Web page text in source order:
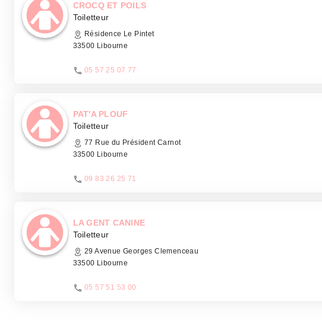
CROCQ ET POILS
Toiletteur
Résidence Le Pintet
33500 Libourne
05 57 25 07 77
PAT'A PLOUF
Toiletteur
77 Rue du Président Carnot
33500 Libourne
09 83 26 25 71
LA GENT CANINE
Toiletteur
29 Avenue Georges Clemenceau
33500 Libourne
05 57 51 53 00